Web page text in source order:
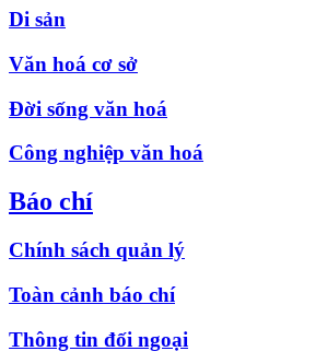
Di sản
Văn hoá cơ sở
Đời sống văn hoá
Công nghiệp văn hoá
Báo chí
Chính sách quản lý
Toàn cảnh báo chí
Thông tin đối ngoại